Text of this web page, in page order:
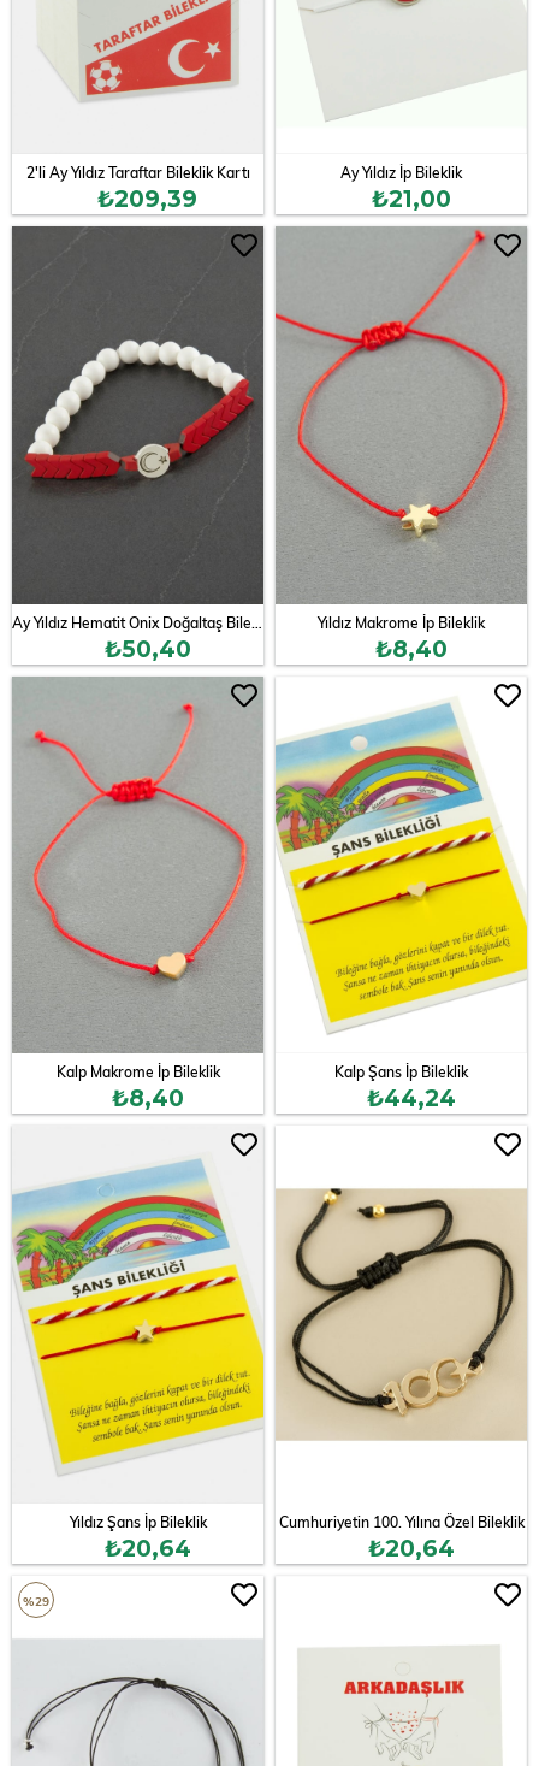
2'li Ay Yıldız Taraftar Bileklik Kartı
₺209,39
Ay Yıldız İp Bileklik
₺21,00
₺50,40
Yıldız Makrome İp Bileklik
₺8,40
Kalp Makrome İp Bileklik
₺8,40
Kalp Şans İp Bileklik
₺44,24
Yıldız Şans İp Bileklik
₺20,64
Cumhuriyetin 100. Yılına Özel Bileklik
₺20,64
%29